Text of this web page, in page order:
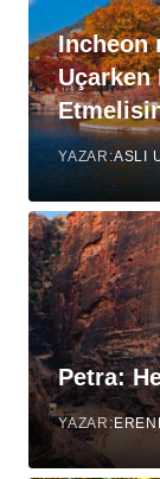
Incheon
Uçarken
YAZAR:ASLI
Petra:
YAZAR: